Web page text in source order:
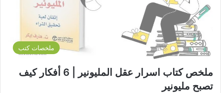
ملخصات كتب
ملخص كتاب اسرار عقل المليونير | 6 أفكار كيف
تصبح مليونير